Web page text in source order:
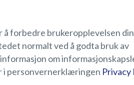
forbedre brukeropplevelsen
normalt ved å godta bruk av
om
i personvernerklæringen Privacy